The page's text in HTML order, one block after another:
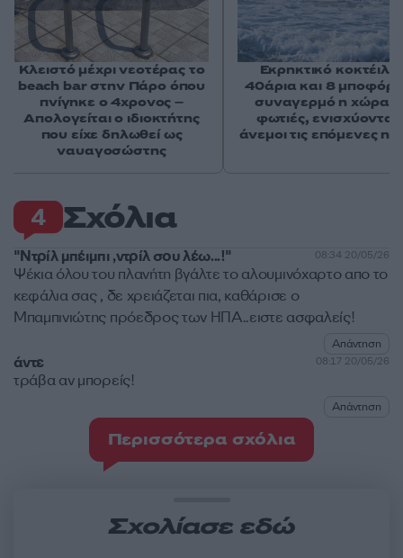
4 Σχόλια
"Ντρίλ μπέιμπι ,ντρίλ σου λέω...!" 08:34 20/05/26
Ψέκια όλου του πλανήτη βγάλτε το αλουμινόχαρτο απο το
κεφάλια σας , δε χρειάζεται πια, καθάρισε ο
Μπαμπινιώτης πρόεδρος των ΗΠΑ..ειστε ασφαλείς!
Απάντηση
άντε 08:17 20/05/26
τράβα αν μπορείς!
Απάντηση
Περισσότερα σχόλια
Σχολίασε εδώ
Κλειστό μέχρι νεοτέρας το
beach bar στην Πάρο όπου
πνίγηκε ο 4χρονος –
Απολογείται ο ιδιοκτήτης
που είχε δηλωθεί ως
ναυαγοσώστης
Εκρηκτικό κοκτέιλ
40άρια και 8 μποφόρ
συναγερμό η χώρα
φωτιές, ενισχύονται
άνεμοι τις επόμενες